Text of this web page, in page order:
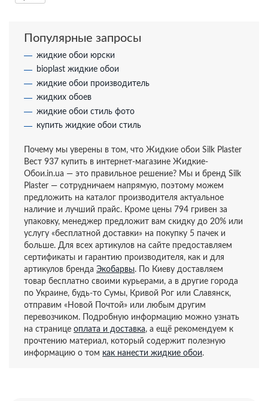
Популярные запросы
жидкие обои юрски
bioplast жидкие обои
жидкие обои производитель
жидких обоев
жидкие обои стиль фото
купить жидкие обои стиль
Почему мы уверены в том, что Жидкие обои Silk Plaster
Вест 937 купить в интернет-магазине Жидкие-
Обои.in.ua — это правильное решение? Мы и бренд Silk
Plaster — сотрудничаем напрямую, поэтому можем
предложить на каталог производителя актуальное
наличие и лучший прайс. Кроме цены 794 гривен за
упаковку, менеджер предложит вам скидку до 20% или
услугу «бесплатной доставки» на покупку 5 пачек и
больше. Для всех артикулов на сайте предоставляем
сертификаты и гарантию производителя, как и для
артикулов бренда Экобарвы. По Киеву доставляем
товар бесплатно своими курьерами, а в другие города
по Украине, будь-то Сумы, Кривой Рог или Славянск,
отправим «Новой Почтой» или любым другим
перевозчиком. Подробную информацию можно узнать
на странице оплата и доставка, а ещё рекомендуем к
прочтению материал, который содержит полезную
информацию о том как нанести жидкие обои.